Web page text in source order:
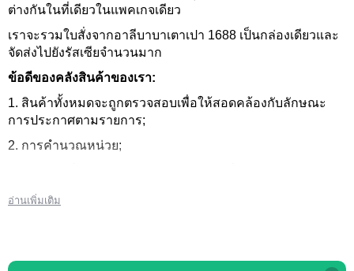
ต่างกันในที่เดียวในแพคเกจเดียว
เราจะรวมใบสั่งจากอาลีบาบาเตาเปา 1688 เป็นกล่องเดียวและ
จัดส่งไปยังรัสเซียจำนวนมาก
ข้อดีของคลังสินค้าของเรา:
1. สินค้าทั้งหมดจะถูกตรวจสอบเพื่อให้สอดคล้องกับลักษณะ
การประกาศตามรายการ;
2. การคำนวณหน่วย;
3. ภาพถ่าย/วิดีโอของหนึ่งตัวอย่างจากแต่ละชุดของสินค้าจะนำ
5. ตามข้อมูลที่แน่นอนเราทำการคำนวณเบื้องต้นของค่าใช้จ่าย
อ่านเพิ่มเติม